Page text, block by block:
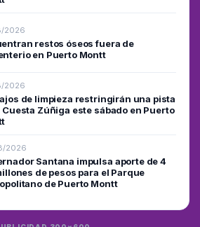
2026
restos óseos fuera de
en Puerto Montt
2026
de limpieza restringirán una pista
Cuesta Zúñiga este sábado en Puerto
2026
Santana impulsa aporte de 4
de pesos para el Parque
de Puerto Montt